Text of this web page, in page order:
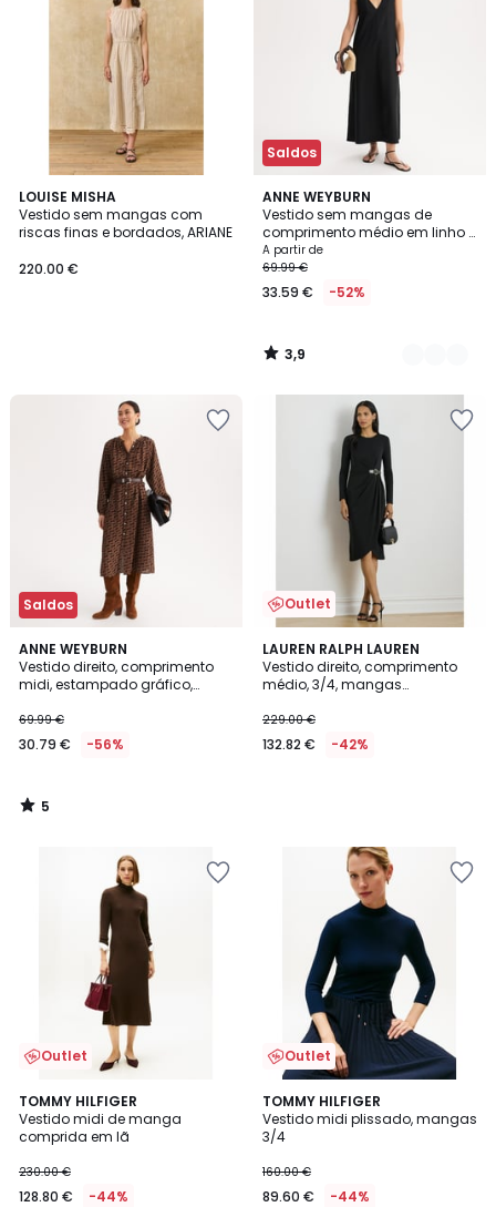
LOUISE MISHA
Vestido sem mangas com
riscas finas e bordados, ARIANE
220.00 €
Saldos
ANNE WEYBURN
Vestido sem mangas de
comprimento médio em linho e
viscose
A partir de
69.99 €
33.59 € -52%
3,9
/ 5
2
Cores
3,9
/
Saldos
ANNE WEYBURN
Vestido direito, comprimento
midi, estampado gráfico,
69.99 €
30.79 € -56%
5
/
5
5
/
Outlet
LAUREN RALPH LAUREN
Vestido direito, comprimento
médio, 3/4, mangas
229.00 €
132.82 € -42%
Outlet
TOMMY HILFIGER
Vestido midi de manga
comprida em lã
230.00 €
128.80 € -44%
Outlet
TOMMY HILFIGER
Vestido midi plissado, mangas
3/4
160.00 €
89.60 € -44%